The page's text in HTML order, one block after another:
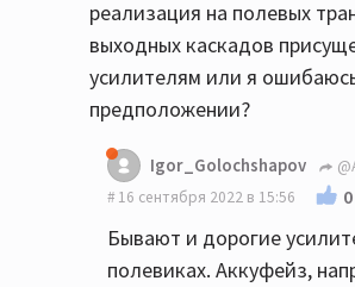
реализация на полевых
выходных каскадов
усилителям или я
предположении?
Igor_Golochshapov
16 сентября 2022 в 15:56
0
Бывают и дорогие
полевиках. Аккуфейз,